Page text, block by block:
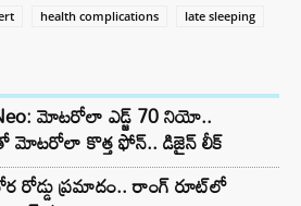
health complications
late sleeping
మోటరోలా ఎడ్జ్ 70 నియో..
మోటరోలా కొత్త ఫోన్.. డిజైన్ లీక్
రోడ్డు ప్రమాదం.. రాంగ్ రూట్‌లో